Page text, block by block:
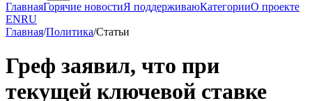
ГлавнаяГорячие новостиЯ поддерживаюКатегорииО проекте
ENRU
Главная/Политика/Статьи
Греф заявил, что при
текущей ключевой ставке